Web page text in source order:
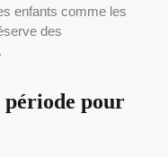
enfants comme les
des
période pour